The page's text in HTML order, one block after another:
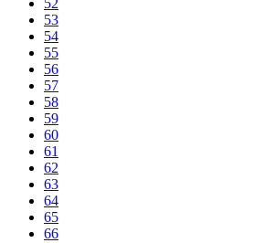
52
53
54
55
56
57
58
59
60
61
62
63
64
65
66